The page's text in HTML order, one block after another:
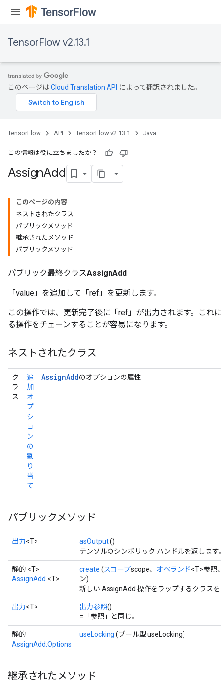
TensorFlow v2.13.1
このページはCloud Translation API によって翻訳されました。
TensorFlow API TensorFlow v2.13.1 Java
この情報は役に立ちましたか？
AssignAdd
このページの内容
ネストされたクラス
パブリックメソッド
継承されたメソッド
パブリックメソッド
パブリック最終クラスAssignAdd
「value」を追加して「ref」を更新します。
この操作では、更新完了後に「ref」が出力されます。これ
る操作をチェーンすることが容易になります。
ネストされたクラス
ク
ラ
ス
追
加
オ
プ
シ
ョ
ン
の
割
り
当
て
AssignAddのオプションの属性
パブリックメソッド
出力<T> asOutput()
テンソルのシンボリック ハンドルを返します
静的 <T>
AssignAdd <T>
create (スコープscope、 オペランド<T>参照
ン)
新しい AssignAdd 操作をラップするクラス
出力<T> 出力参照()
=「参照」と同じ。
静的
AssignAdd.Options
useLocking (ブール型 useLocking)
継承されたメソッド